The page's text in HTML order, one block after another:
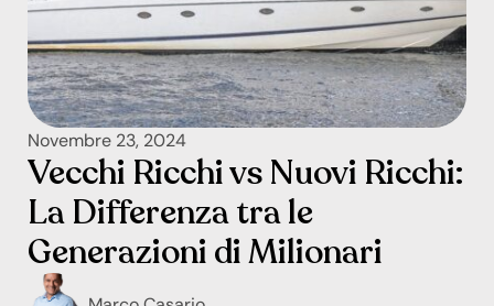
Novembre 23, 2024
Vecchi Ricchi vs Nuovi Ricchi:
La Differenza tra le
Generazioni di Milionari